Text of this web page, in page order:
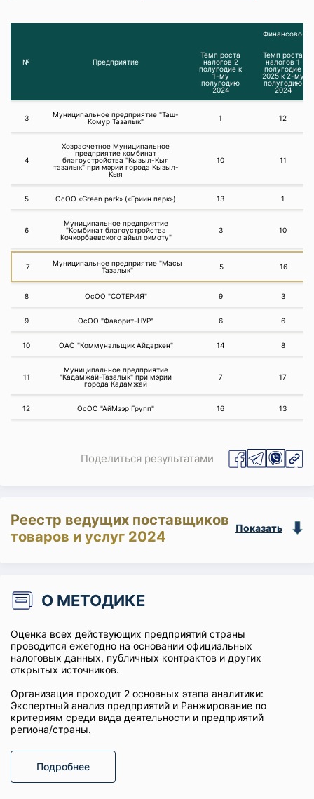
№ Предприятие
Финансово-
Темп роста
налогов 2
полугодие к
1-му
полугодию
2024
Темп роста
налогов 1
полугодие
2025 к 2-му
полугодию
2024
3
Муниципальное предприятие "Таш-
Комур Тазалык"
1 12
4
Хозрасчетное Муниципальное
предприятие комбинат
благоустройства "Кызыл-Кыя
тазалык" при мэрии города Кызыл-
Кыя
10 11
5 ОсОО «Green park» («Гриин парк») 13 1
6
Муниципальное предприятие
"Комбинат благоустройства
Кочкорбаевского айыл окмоту"
3 10
7
Муниципальное предприятие "Масы
Тазалык"
5 16
8 ОсОО "СОТЕРИЯ" 9 3
9 ОсОО "Фаворит-НУР" 6 6
10 ОАО "Коммунальщик Айдаркен" 14 8
11
Муниципальное предприятие
"Кадамжай-Тазалык" при мэрии
города Кадамжай
7 17
12 ОсОО "АйМээр Групп" 16 13
Поделиться результатами
Реестр ведущих поставщиков
товаров и услуг 2024
Показать
О МЕТОДИКЕ
Оценка всех действующих предприятий страны
проводится ежегодно на основании официальных
налоговых данных, публичных контрактов и других
открытых источников.
Организация проходит 2 основных этапа аналитики:
Экспертный анализ предприятий и Ранжирование по
критериям среди вида деятельности и предприятий
региона/страны.
Подробнее